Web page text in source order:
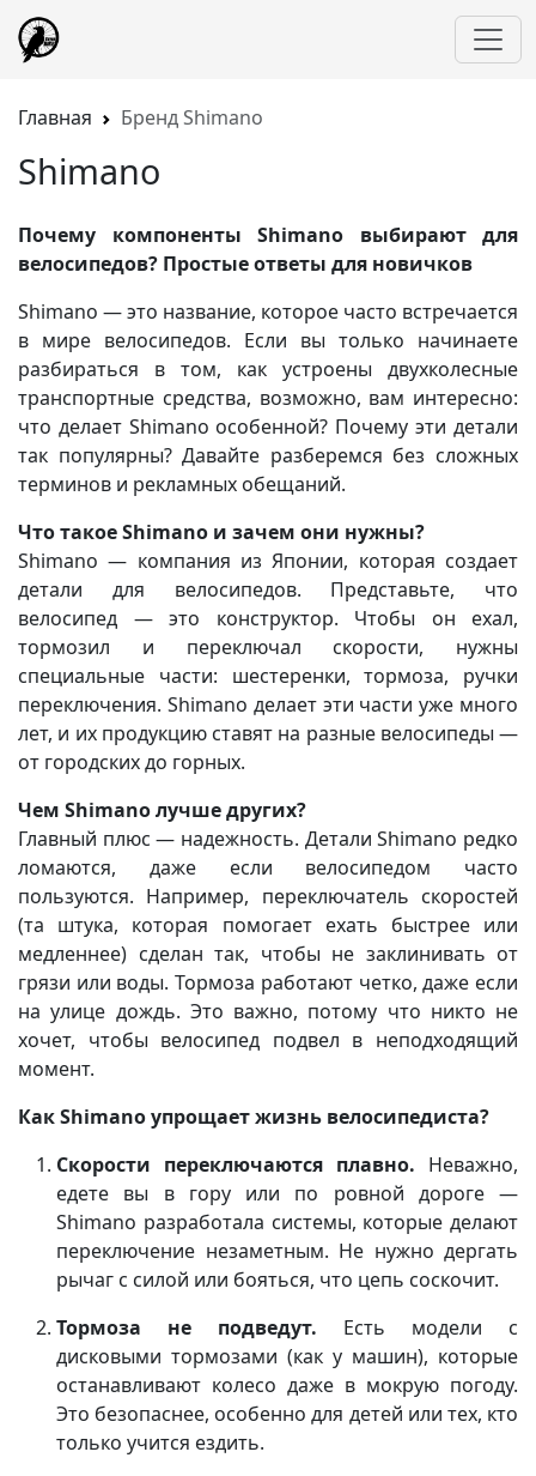
Главная Бренд Shimano
Shimano
Почему компоненты Shimano выбирают для
велосипедов? Простые ответы для новичков
Shimano — это название, которое часто встречается
в мире велосипедов. Если вы только начинаете
разбираться в том, как устроены двухколесные
транспортные средства, возможно, вам интересно:
что делает Shimano особенной? Почему эти детали
так популярны? Давайте разберемся без сложных
терминов и рекламных обещаний.
Что такое Shimano и зачем они нужны?
Shimano — компания из Японии, которая создает
детали для велосипедов. Представьте, что
велосипед — это конструктор. Чтобы он ехал,
тормозил и переключал скорости, нужны
специальные части: шестеренки, тормоза, ручки
переключения. Shimano делает эти части уже много
лет, и их продукцию ставят на разные велосипеды —
от городских до горных.
Чем Shimano лучше других?
Главный плюс — надежность. Детали Shimano редко
ломаются, даже если велосипедом часто
пользуются. Например, переключатель скоростей
(та штука, которая помогает ехать быстрее или
медленнее) сделан так, чтобы не заклинивать от
грязи или воды. Тормоза работают четко, даже если
на улице дождь. Это важно, потому что никто не
хочет, чтобы велосипед подвел в неподходящий
момент.
Как Shimano упрощает жизнь велосипедиста?
Скорости переключаются плавно. Неважно,
едете вы в гору или по ровной дороге —
Shimano разработала системы, которые делают
переключение незаметным. Не нужно дергать
рычаг с силой или бояться, что цепь соскочит.
Тормоза не подведут. Есть модели с
дисковыми тормозами (как у машин), которые
останавливают колесо даже в мокрую погоду.
Это безопаснее, особенно для детей или тех, кто
только учится ездить.